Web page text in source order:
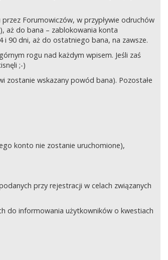
Forumowiczów, w przypływie odruchów
aż do bana – zablokowania konta
i 90 dni, aż do ostatniego bana, na zawsze.
rogu nad każdym wpisem. Jeśli zaś
;-)
wskazany powód bana). Pozostałe
konto nie zostanie uruchomione),
przy rejestracji w celach związanych
do informowania użytkowników o kwestiach